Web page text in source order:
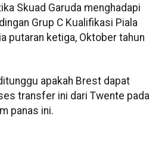
Skuad Garuda menghadapi
Grup C Kualifikasi Piala
putaran ketiga, Oktober tahun
apakah Brest dapat
transfer ini dari Twente pada
panas ini.